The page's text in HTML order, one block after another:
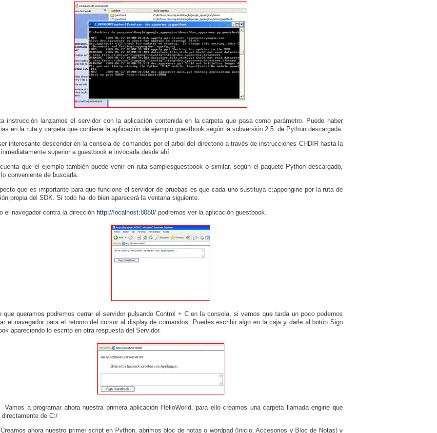
instrucción lanzamos el servidor con la aplicación contenida en la carpeta que pasa como parámetro. Puede haber
en la ruta y carpeta que contiene la aplicación de ejemplo guestbook según la subversión 2.5. de Python descargada.
interesante descender en la consola de comandos por el árbol del directorio a través de instrucciones CHDIR hasta la
superior a guestbook e invocarla desde ahí.
que el ejemplo también puede venir en ruta samplesguestbook o similar, según el paquete Python descargado,
conveniente de buscarla.
que es importante para que funcione el servidor de pruebas es que cada uno sustituya c:appengine por la ruta de
propia del SDK. Si todo ha ido bien aparecerá la ventana siguiente.
el navegador contra la dirección http://localhost:8080/ podremos ver la aplicación guestbook.
que queramos podremos cerrar el servidor pulsando Control + C en la consola, si vemos que tarda un poco podemos
el navegador para el retorno del cursor al display de comandos. Puedes escribir algo en la caja y darle al botón Sign
apareciendo lo escrito en otra respuesta del Servidor.
Vamos a programar ahora nuestra primera aplicación HelloWorld, para ello creamos una carpeta llamada engine que
directamente de C:/
Creamos ahora nuestro primer script en Python, abrimos bloc de notas o wordpad (Inicio, Accesorios y Bloc de Notas) y